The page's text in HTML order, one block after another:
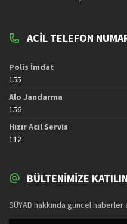
ACIL TELEFON
Polis İmdat
155
Alo Jandarma
156
Hızır Acil Servis
112
BÜLTENIMIZE KATILIN
SÜYAD hakkında güncel